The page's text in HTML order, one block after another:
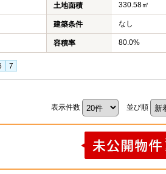
土地面積 330.58㎡
建築条件 なし
容積率 80.0%
表示件数 並び順